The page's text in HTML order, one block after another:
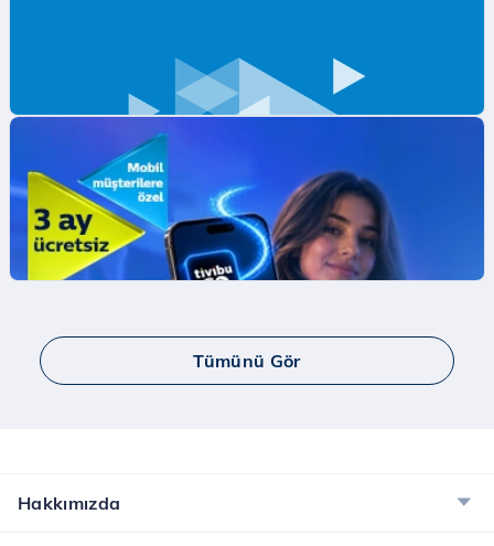
Mobil Ödeme ile ilk App Store Harcamana
İndirim Fırsatı!
Mobil Ödeme ile App Store'da ilk harcamana
indirim kazan.
İncele
Yaay ve Bip Ücretsiz İnternet Kampanyası
İncele
Tümünü Gör
Hakkımızda